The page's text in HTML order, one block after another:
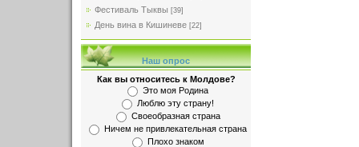
Фестиваль Тыквы [39]
День вина в Кишиневе [22]
Наш опрос
Как вы относитесь к Молдове?
Это моя Родина
Люблю эту страну!
Своеобразная страна
Ничем не привлекательная страна
Плохо знаком